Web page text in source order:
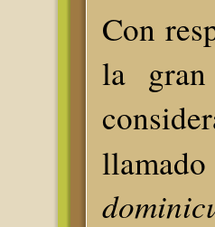
Con
la
llamado